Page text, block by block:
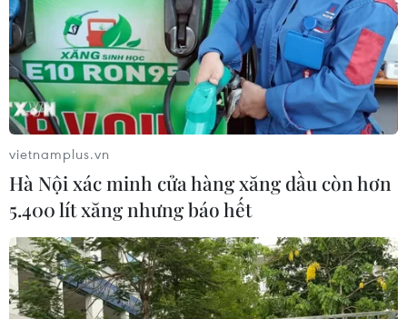
vietnamplus.vn
Hà Nội xác minh cửa hàng xăng dầu còn hơn
5.400 lít xăng nhưng báo hết